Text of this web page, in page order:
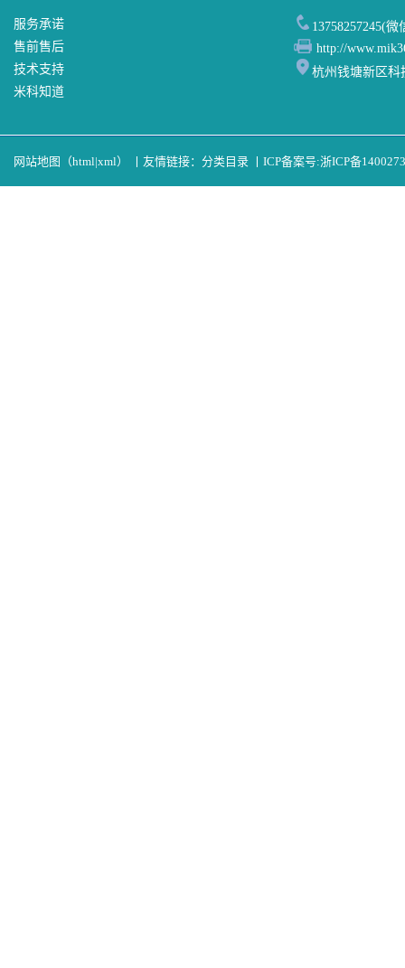
服务承诺
售前售后
技术支持
米科知道
13758257245(微
http://
杭州钱塘新区科
网站地图（html|xml） 友情链接： 分类目录 ICP备案号:浙ICP备